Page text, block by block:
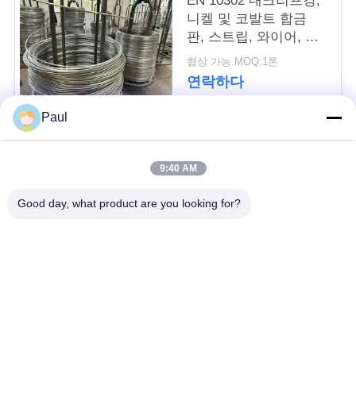
인
용
문
을
요
하
니켈 및 코발트 합금
판, 스트립, 와이어, 봉
재
협상 가능 MOQ:1톤
연락하다
마텐 자이 트계 스테
스테인리스를 강하게
Paul
9:40 AM
Good day, what product are you looking for?